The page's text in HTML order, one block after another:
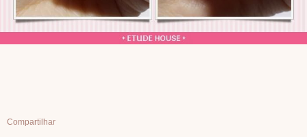
Compartilhar